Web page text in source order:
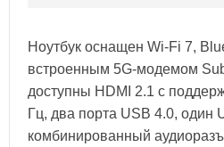
Ноутбук оснащен Wi-Fi 7,
встроенным 5G-модемом
доступны HDMI 2.1 с
Гц, два порта USB 4.0, один
комбинированный